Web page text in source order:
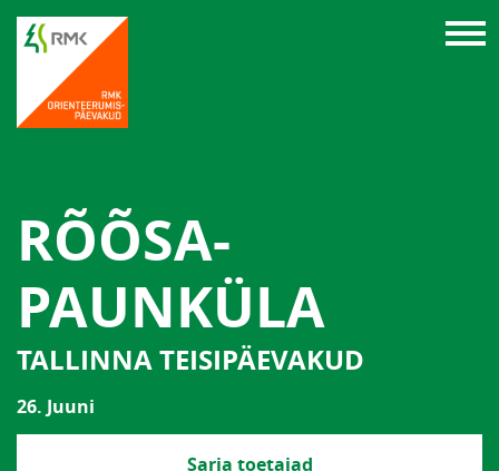
RÕÕSA-
PAUNKÜLA
TALLINNA TEISIPÄEVAKUD
26. Juuni
Sarja toetajad